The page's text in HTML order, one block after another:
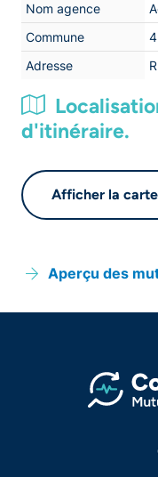
Nom agence
Commune
Adresse
d'itinéraire.
Afficher la carte
Aperçu des